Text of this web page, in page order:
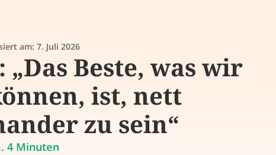
am: 7. Juli 2026
„Das Beste, was wir
ist, nett
zu sein“
4 Minuten